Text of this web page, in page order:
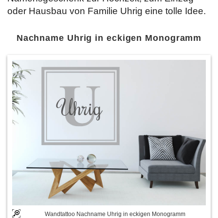
oder Hausbau von Familie Uhrig eine tolle Idee.
Nachname Uhrig in eckigen Monogramm
Wandtattoo Nachname Uhrig in eckigen Monogramm